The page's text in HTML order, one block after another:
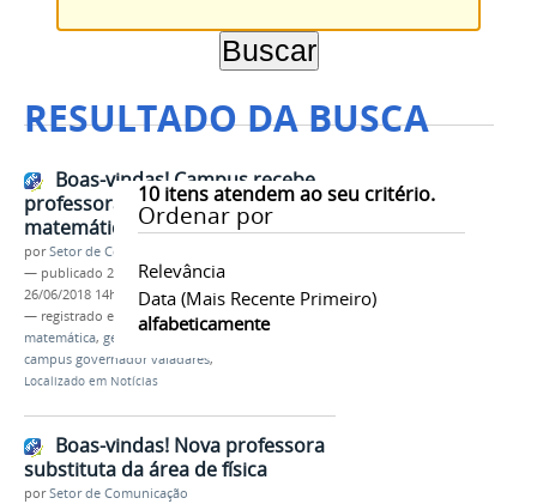
RESULTADO DA BUSCA
10itens atendem ao seu critério.
Ordenar por
Relevância
Data (mais Recente Primeiro)
alfabeticamente
Boas-vindas! Campus recebe
professoras substitutas de
matemática e geografia
porSetor de Comunicação
— publicado 26/06/2018—última modificação
26/06/2018 14h36
— registrado em:
professora substituta
matemática, geografia
campus governador valadares,
Localizado em Notícias
Boas-vindas! Nova professora
substituta da área de física
porSetor de Comunicação